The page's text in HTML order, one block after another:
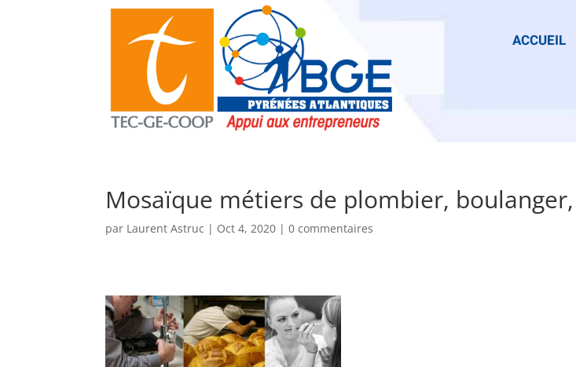
ACCUEIL
Mosaïque métiers de plombier,
par Laurent Astruc | Oct 4, 2020 |0 commentaires